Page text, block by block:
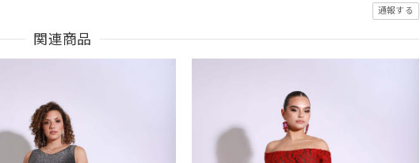
通報する
関連商品